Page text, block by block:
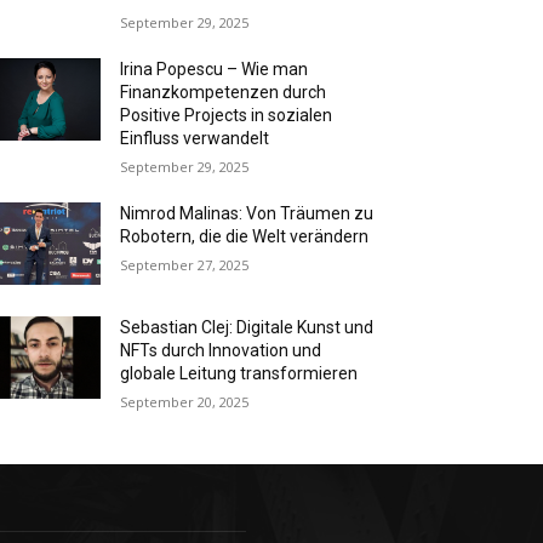
September 29, 2025
Irina Popescu – Wie man
Finanzkompetenzen durch
Positive Projects in sozialen
Einfluss verwandelt
September 29, 2025
Nimrod Malinas: Von Träumen zu
Robotern, die die Welt verändern
September 27, 2025
Sebastian Clej: Digitale Kunst und
NFTs durch Innovation und
globale Leitung transformieren
September 20, 2025